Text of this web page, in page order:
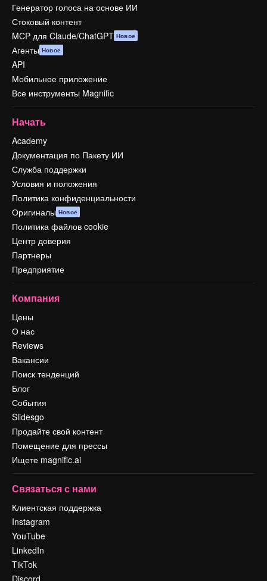
Генератор голоса на основе ИИ
Стоковый контент
MCP для Claude/ChatGPT Новое
Агенты Новое
API
Мобильное приложение
Все инструменты Magnific
Начать
Academy
Документация по Пакету ИИ
Служба поддержки
Условия и положения
Политика конфиденциальности
Оригиналы Новое
Политика файлов cookie
Центр доверия
Партнеры
Предприятие
Компания
Цены
О нас
Reviews
Вакансии
Поиск тенденций
Блог
События
Slidesgo
Продайте свой контент
Помещение для прессы
Ищете magnific.ai
Связаться с нами
Клиентская поддержка
Instagram
YouTube
LinkedIn
TikTok